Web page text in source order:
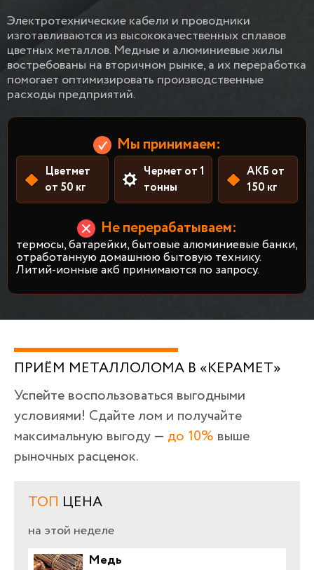
Электротехнические кабели и проводники
изготавливаются из высококачественных сплавов
цветных металлов. Медные и алюминиевые жилы
востребованы на вторичном рынке, а их переработка
помогает оптимизировать производственные
расходы предприятий.
Мы принимаем:
Цветмет
от 50 кг
Чермет от 1
тонны
АКБ от
150 кг
Не перерабатываем:
термосы, батарейки, бытовые алюминиевые банки,
отработанную домашнюю бытовую технику.
Литий-ионные акб принимаются по запросу.
ПРИЁМ МЕТАЛЛОЛОМА В «КЕРАМЕТ»
Успейте воспользоваться выгодными
условиями! Сдайте лом и получайте
максимальную выгоду — до 10% выше
рыночных расценок.
ТОП ЦЕНА
на этой неделе
Медь